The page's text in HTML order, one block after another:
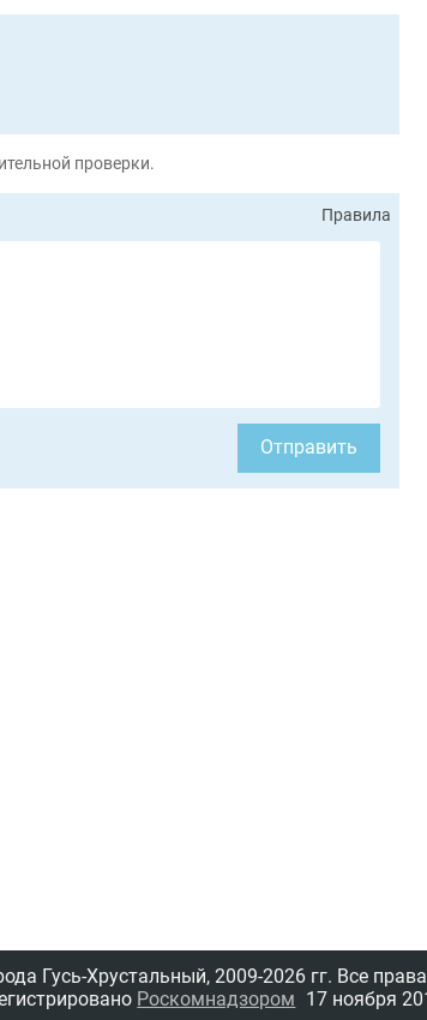
проверки.
Правила
Отправить
Гусь-Хрустальный, 2009-2026 гг. Все
Роскомнадзором 17 ноября